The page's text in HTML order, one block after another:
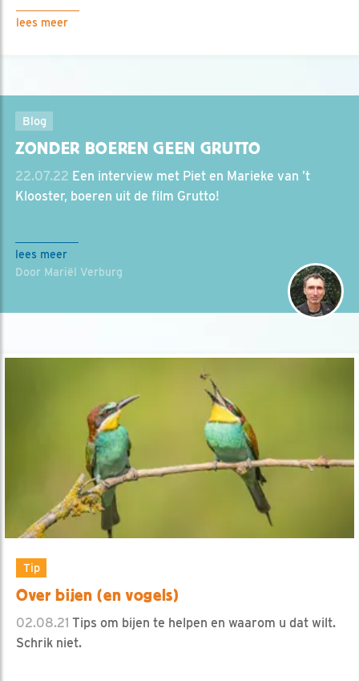
lees meer
Blog
ZONDER BOEREN GEEN GRUTTO
22.07.22 Een interview met Piet en Marieke van ’t
Klooster, boeren uit de film Grutto!
lees meer
Door Mariël Verburg
Tip
Over bijen (en vogels)
02.08.21 Tips om bijen te helpen en waarom u dat wilt.
Schrik niet.